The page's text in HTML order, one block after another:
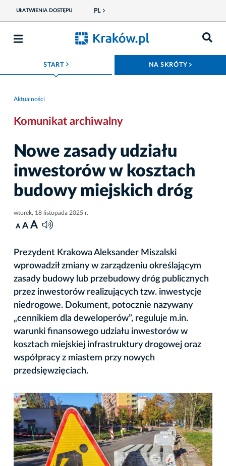
UŁATWIENIA DOSTĘPU PL
START ROZWIŃ MENU NA SKRÓTY
Aktualności
Komunikat archiwalny
Nowe zasady udziału
inwestorów w kosztach
budowy miejskich dróg
wtorek, 18 listopada 2025 r.
A A A
Prezydent Krakowa Aleksander Miszalski
wprowadził zmiany w zarządzeniu określającym
zasady budowy lub przebudowy dróg publicznych
przez inwestorów realizujących tzw. inwestycje
niedrogowe. Dokument, potocznie nazywany
„cennikiem dla deweloperów”, reguluje m.in.
warunki finansowego udziału inwestorów w
kosztach miejskiej infrastruktury drogowej oraz
współpracy z miastem przy nowych
przedsięwzięciach.